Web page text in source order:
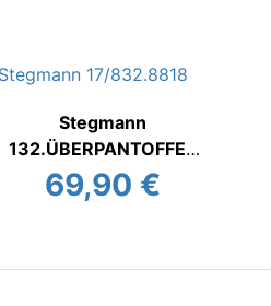
Stegmann
132.ÜBERPANTOFFEL
Filzhausschuh
69,90 €